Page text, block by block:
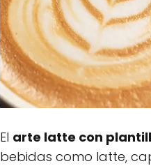
El arte latte con
bebidas como latte,